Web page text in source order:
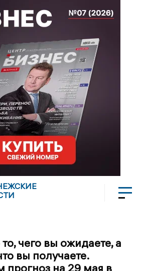
чего вы ожидаете, а
вы получаете.
прогноз на 29 мая в